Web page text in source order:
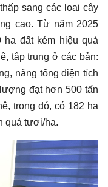
sang các loại cây
cao. Từ năm 2025
ha đất kém hiệu quả
tập trung ở các bản:
nâng tổng diện tích
đạt hơn 500 tấn
trong đó, có 182 ha
quả tươi/ha.